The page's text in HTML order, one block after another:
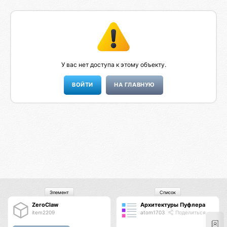
У вас нет доступа к этому объекту.
НА ГЛАВНУЮ
ZeroClaw
item2209
Элемент
Архитектуры Пуфлера
atom1703 Поделиться
Список